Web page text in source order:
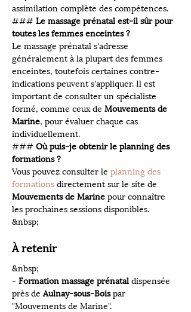
assimilation complète des compétences.
### Le massage prénatal est-il sûr pour
toutes les femmes enceintes ?
Le massage prénatal s'adresse
généralement à la plupart des femmes
enceintes, toutefois certaines contre-
indications peuvent s'appliquer. Il est
important de consulter un spécialiste
formé, comme ceux de Mouvements de
Marine, pour évaluer chaque cas
individuellement.
### Où puis-je obtenir le planning des
formations ?
Vous pouvez consulter le planning des
formations directement sur le site de
Mouvements de Marine pour connaître
les prochaines sessions disponibles.
&nbsp;
À retenir
&nbsp;
- Formation massage prénatal dispensée
près de Aulnay-sous-Bois par
"Mouvements de Marine".